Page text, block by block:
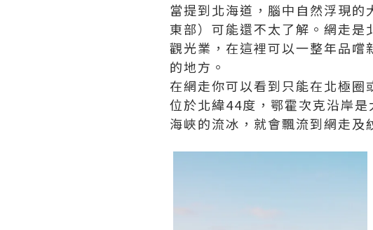
當提到北海道，腦中自然浮現
東部）可能還不太了解。網走
觀光業，在這裡可以一整年品
的地方。
在網走你可以看到只能在北極
位於北緯44度，鄂霍次克沿岸
海峽的流冰，就會飄流到網走及